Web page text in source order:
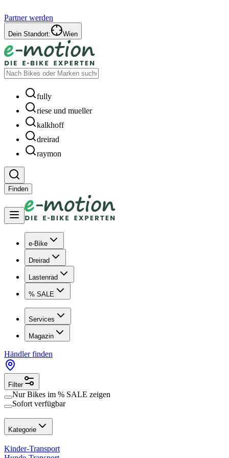
Partner werden
Dein Standort: Wien
fully
riese und mueller
kalkhoff
dreirad
raymon
Finden
e-Bike
Dreirad
Lastenrad
% SALE
Services
Magazin
Händler finden
Filter
Nur Bikes im % SALE zeigen
Sofort verfügbar
Kategorie
Kinder-Transport